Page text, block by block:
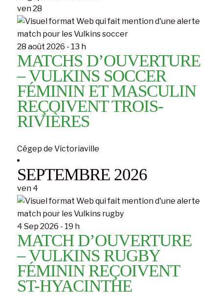
ven28
28 août 2026 - 13 h
MATCHS D’OUVERTURE
– VULKINS SOCCER
FÉMININ ET MASCULIN
REÇOIVENT TROIS-
RIVIÈRES
Cégep de Victoriaville
SEPTEMBRE 2026
ven 4
4 Sep 2026 - 19 h
MATCH D’OUVERTURE
– VULKINS RUGBY
FÉMININ REÇOIVENT
ST-HYACINTHE